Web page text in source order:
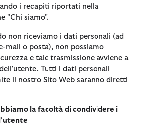
i recapiti riportati nella
"Chi siamo".
non riceviamo i dati personali (ad
mail o posta), non possiamo
e tale trasmissione avviene a
Tutti i dati personali
il nostro Sito Web saranno diretti
la facoltà di condividere i